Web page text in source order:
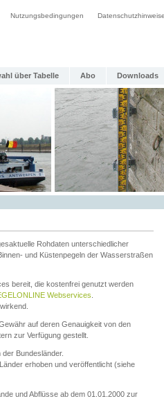
Nutzungsbedingungen Datenschutzhinweise
über Tabelle Abo Downloads
Rohdaten unterschiedlicher
und Küstenpegeln der Wasserstraßen
bereit, die kostenfrei genutzt werden
Webservices
auf deren Genauigkeit von den
zur Verfügung gestellt.
Bundesländer.
erhoben und veröffentlicht (siehe
und Abflüsse ab dem 01.01.2000 zur